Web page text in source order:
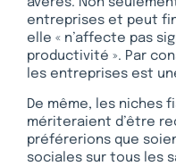
entreprises et peut
elle « n’affecte pas
productivité ». Par
les entreprises est
De même, les niches
mériteraient d’être
préférerions que
sociales sur tous les